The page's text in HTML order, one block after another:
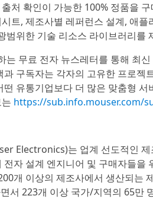
처 확인이 가능한 100% 정품을
트, 제조사별 레퍼런스 설계, 애
범위한 기술 리소스 라이브러리를
는 무료 전자 뉴스레터를 통해 최
구독자는 각자의 고유한 프로
유통기업보다 더 많은 맞춤형
https://sub.info.mouser.com/
Electronics)는 업계 선도적인
전자 설계 엔지니어 및 구매자들
개 이상의 제조사에서 생산되는
서 223개 이상 국가/지역의 65만